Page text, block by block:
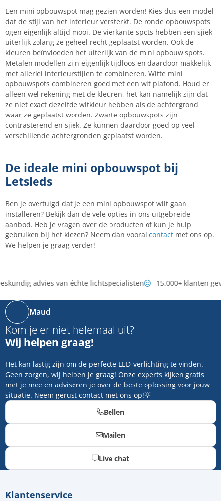
Een mini opbouwspot mag gezien worden! Kies dus een model
dat de stijl van het interieur versterkt. De ronde opbouwspots
ogen eigenlijk altijd mooi. De vierkante spots hebben een sjiek
uiterlijk zolang ze geheel recht geplaatst worden. Ook de
kleuren beïnvloeden het uiterlijk van de mini opbouw spots.
Metalen modellen zijn eigenlijk tijdloos en daardoor makkelijk
met allerlei interieurstijlen te combineren. Witte mini
opbouwspots combineren goed met een wit plafond. Houd er
alleen wel rekening met de kleuren, het kan namelijk zijn dat
ze niet exact dezelfde witkleur hebben als de achtergrond
waar ze geplaatst worden. Zwarte opbouwspots zijn
contrasterend en sjiek. Ze kunnen daardoor goed op veel
verschillende achtergronden geplaatst worden.
De ideale mini opbouwspot bij
Letsleds
Ben je overtuigd dat je een mini opbouwspot wilt gaan
installeren? Bekijk dan de vele opties in ons uitgebreide
aanbod. Heb je vragen over de producten of kun je hulp
gebruiken bij het kiezen? Neem dan vooral contactmet ons op.
We helpen je graag verder!
advies van échte lichtspecialisten 15.000+ klanten
Maud
Kom je er niet helemaal uit?
Wij helpen graag!
Het kan lastig zijn om de perfecte LED-verlichting te vinden.
Geen zorgen, wij helpen je graag! Onze experts kijken gratis
met je mee en adviseren je over de beste oplossing voor jouw
situatie. Neem gerust contact met ons op!💡
Bellen
Mailen
Live chat
Klantenservice